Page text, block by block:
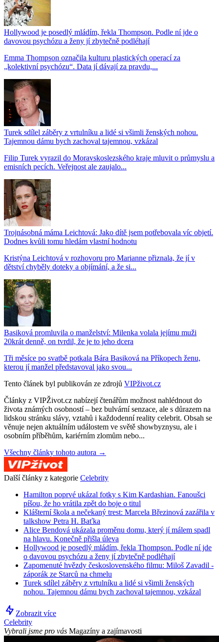
Hollywood je posedlý mládím, řekla Thompson. Podle ní jde o
davovou psychózu a ženy jí zbytečně podléhají
Emma Thompson označila kulturu plastických operací za
„kolektivní psychózu“. Data jí dávají za pravdu,...
Turek sdílel záběry z vrtulníku a lidé si všimli ženských nohou.
Tajemnou dámu bych zachoval tajemnou, vzkázal
Filip Turek vyrazil do Moravskoslezského kraje mluvit o průmyslu a
emisních pecích. Veřejnost ale zaujalo...
Trojnásobná máma Leichtová: Jako dítě jsem potřebovala víc objetí.
Dodnes kvůli tomu hledám vlastní hodnotu
Kristýna Leichtová v rozhovoru pro Marianne přiznala, že jí v
dětství chyběly doteky a objímání, a že si...
Basiková promluvila o manželství: Milenka volala jejímu muži
20krát denně, on tvrdil, že je to jeho dcera
Tři měsíce po svatbě potkala Bára Basiková na Příkopech ženu,
kterou jí manžel představoval jako svou...
Tento článek byl publikován ze zdrojů VIPživot.cz
Články z VIPŽivot.cz nabízejí čtenářům možnost nahlédnout do
života známých osobností – bez bulvární senzace, ale s důrazem na
lidskou stránku slávy, vztahů i každodenní reality celebrit. Obsah se
věnuje nejen aktuálním událostem ve světě showbyznysu, ale i
osobním příběhům, kariérním zlomům nebo...
Všechny články tohoto autora →
Další články z kategorie Celebrity
Hamilton poprvé ukázal fotky s Kim Kardashian. Fanoušci
píšou, že ho vrátila zpět do boje o titul
Klášterní škola a nečekaný trest: Marcela Březinová zazářila v
talkshow Petra H. Baťka
Alice Bendová ukázala proměnu domu, který jí málem spadl
na hlavu. Konečně přišla úleva
Hollywood je posedlý mládím, řekla Thompson. Podle ní jde
o davovou psychózu a ženy jí zbytečně podléhají
Zapomenuté hvězdy československého filmu: Miloš Zavadil -
záporák ze Starců na chmelu
Turek sdílel záběry z vrtulníku a lidé si všimli ženských
nohou. Tajemnou dámu bych zachoval tajemnou, vzkázal
Zobrazit více
Celebrity
Vybrali jsme pro vás Magazíny a zajímavosti